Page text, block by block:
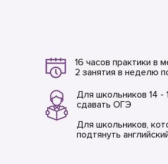
16 часов практики в
2 занятия в неделю
Для школьников 14 -
сдавать ОГЭ
Для школьников,
подтянуть